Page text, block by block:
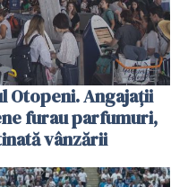
Otopeni. Angajații
furau parfumuri,
vânzării